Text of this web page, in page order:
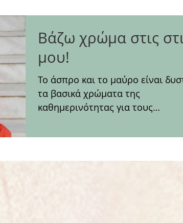
Βάζω χρώμα στις
μου!
Το άσπρο και το μαύρο είναι
τα βασικά χρώματα της
καθημερινότητας για τους
βρίσκεις...